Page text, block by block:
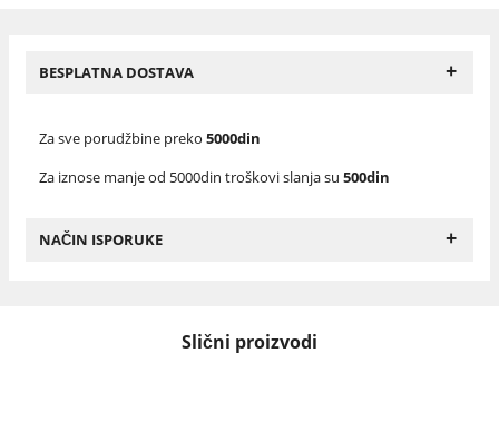
BESPLATNA DOSTAVA +
Za sve porudžbine preko 5000din
Za iznose manje od 5000din troškovi slanja su 500din
NAČIN ISPORUKE +
Slični proizvodi